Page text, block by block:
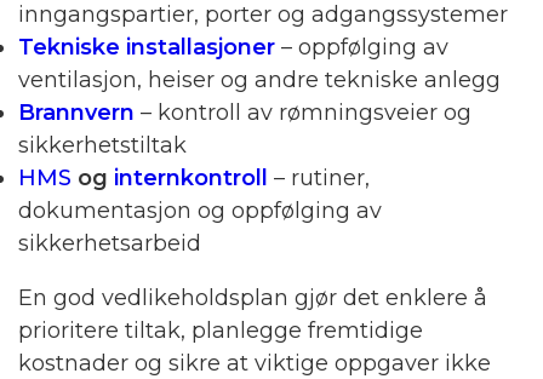
inngangspartier, porter og adgangssystemer
Tekniske installasjoner – oppfølging av
ventilasjon, heiser og andre tekniske anlegg
Brannvern – kontroll av rømningsveier og
sikkerhetstiltak
HMS og internkontroll
– rutiner,
dokumentasjon og oppfølging av
sikkerhetsarbeid
En god vedlikeholdsplan gjør det enklere å
prioritere tiltak, planlegge fremtidige
kostnader og sikre at viktige oppgaver ikke